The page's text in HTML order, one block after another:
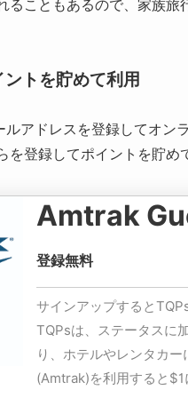
ることもあるので、家族旅
トを貯めて利用
アドレスを登録してオン
登録してポイントを貯め
Amtrak
登録無料
サインアップすると
TQPsは、ステータスに
り、ホテルやレンタカ
(Amtrak)を利用すると$1